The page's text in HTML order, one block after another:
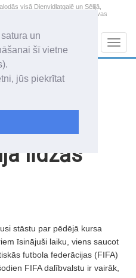
un
šī vietne
jūs piekrītat
visā Dienvidlatgalē un Sēlijā,
valstspilsētu, Augšdaugavas
+22.1
līdzās
stāstu par pēdējā kursa
īsinājuši laiku, viens saucot
futbola federācijas (FIFA)
FIFA dalībvalstu ir vairāk,